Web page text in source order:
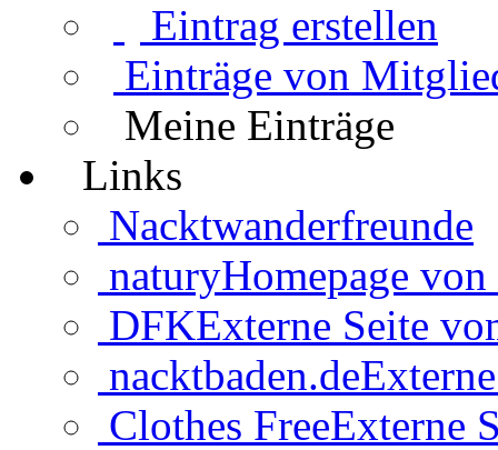
Eintrag erstellen
Einträge von
Meine Einträge
Links
Nacktwanderfreunde
naturyHomepage
DFKExterne Seite
nacktbaden.de
Clothes FreeExterne